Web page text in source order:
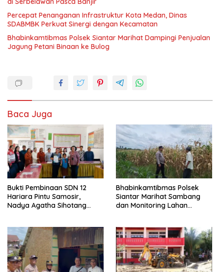
Percepat Penanganan Infrastruktur Kota Medan, Dinas
SDABMBK Perkuat Sinergi dengan Kecamatan
Bhabinkamtibmas Polsek Siantar Marihat Dampingi Penjualan
Jagung Petani Binaan ke Bulog
Baca Juga
Bukti Pembinaan SDN 12
Hariara Pintu Samosir,
Nadya Agatha Sihotang
Bhabinkamtibmas Polsek
Siantar Marihat Sambang
dan Monitoring Lahan